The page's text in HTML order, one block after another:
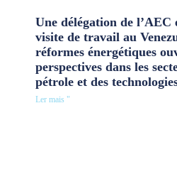
Une délégation de l’AEC
visite de travail au
réformes énergétiques
perspectives dans les
pétrole et des
Ler mais "